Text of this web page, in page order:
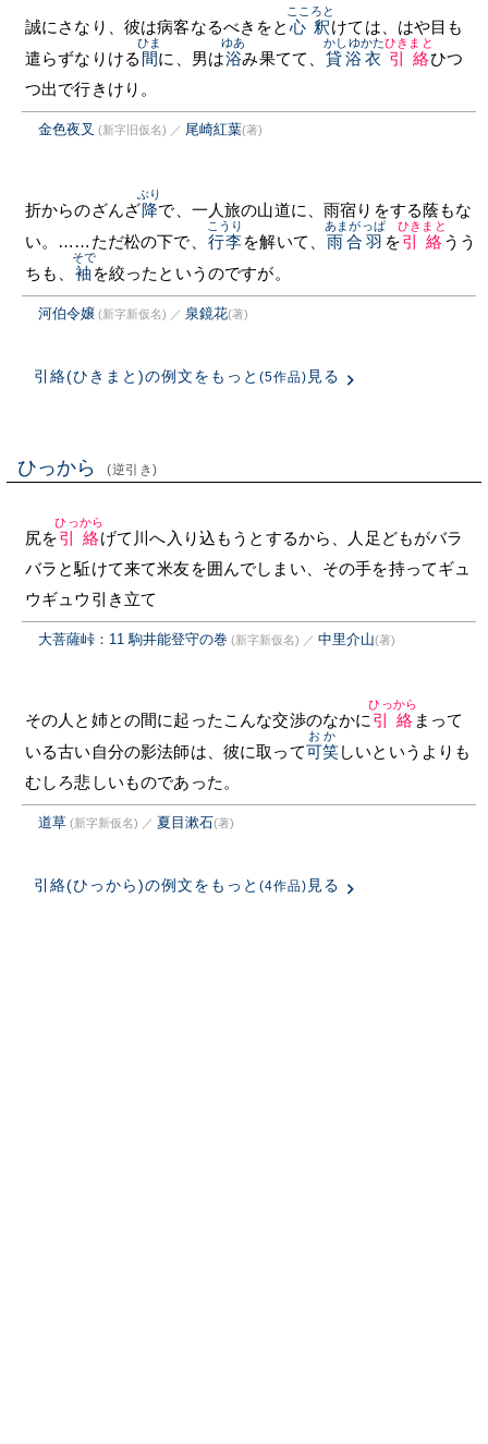
誠にさなり、彼は病客なるべきをと 心釈
こころと
けては、はや目も
遣らずなりける 間
ひま
に、男は浴
ゆあ
み果てて、 貸浴衣
かしゆかた
引絡
ひきまと
ひつ
つ出で行きけり。
金色夜叉 (新字旧仮名) ／ 尾崎紅葉(著)
折からのざんざ降
ぶり
で、一人旅の山道に、雨宿りをする蔭もな
い。……ただ松の下で、 行李
こうり
を解いて、 雨合羽
あまがっぱ
を引絡
ひきまと
うう
ちも、 袖
そで
を絞ったというのですが。
河伯令嬢 (新字新仮名) ／ 泉鏡花(著)
引絡(ひきまと)の例文をもっと (5作品) 見る
ひっから (逆引き)
尻を引絡
ひっから
げて川へ入り込もうとするから、人足どもがバラ
バラと駈けて来て米友を囲んでしまい、その手を持ってギュ
ウギュウ引き立て
大菩薩峠：11 駒井能登守の巻 (新字新仮名) ／ 中里介山(著)
その人と姉との間に起ったこんな交渉のなかに 引絡
ひっから
まって
いる古い自分の影法師は、彼に取って可笑
おか
しいというよりも
むしろ悲しいものであった。
道草 (新字新仮名) ／ 夏目漱石(著)
引絡(ひっから)の例文をもっと (4作品) 見る